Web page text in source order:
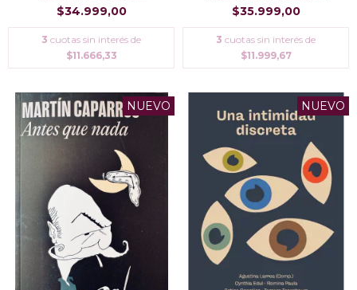
$34.999,00
3 cuotas sin interés de
$11.666,33
$35.999,00
3 cuotas sin interés de
$11.999,67
NUEVO NUEVO